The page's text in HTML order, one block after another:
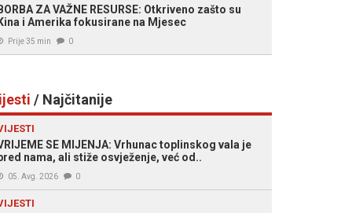
ZA VAŽNE RESURSE: Otkriveno zašto su
i Amerika fokusirane na Mjesec
Prije 35 min 0
/ Najčitanije
SE MIJENJA: Vrhunac toplinskog vala je
nama, ali stiže osvježenje, već od..
05. Avg. 2026 0